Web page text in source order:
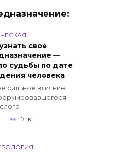
свое
—
судьбы по дате
человека
сильное влияние
7.1к.